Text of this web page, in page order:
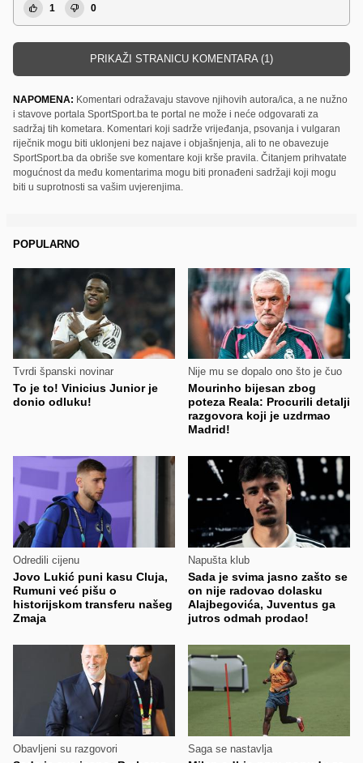
1 0
PRIKAŽI STRANICU KOMENTARA (1)
NAPOMENA: Komentari odražavaju stavove njihovih autora/ica, a ne nužno
i stavove portala SportSport.ba te portal ne može i neće odgovarati za
sadržaj tih kometara. Komentari koji sadrže vrijeđanja, psovanja i vulgaran
riječnik mogu biti uklonjeni bez najave i objašnjenja, ali to ne obavezuje
SportSport.ba da obriše sve komentare koji krše pravila. Čitanjem prihvatate
mogućnost da među komentarima mogu biti pronađeni sadržaji koji mogu
biti u suprotnosti sa vašim uvjerenjima.
POPULARNO
Tvrdi španski novinar
To je to! Vinicius Junior je
donio odluku!
Nije mu se dopalo ono što je čuo
Mourinho bijesan zbog
poteza Reala: Procurili detalji
razgovora koji je uzdrmao
Madrid!
Odredili cijenu
Jovo Lukić puni kasu Cluja,
Rumuni već pišu o
historijskom transferu našeg
Zmaja
Napušta klub
Sada je svima jasno zašto se
on nije radovao dolasku
Alajbegovića, Juventus ga
jutros odmah prodao!
Obavljeni su razgovori Saga se nastavlja